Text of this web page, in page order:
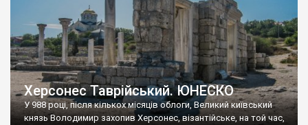
Херсонес Таврійський. ЮНЕСКО
У 988 році, після кількох місяців облоги, Великий київський
князь Володимир захопив Херсонес, візантійське, на той час,